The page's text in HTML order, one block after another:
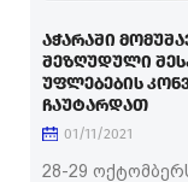
ᲐᲭᲐᲠᲐᲨᲘ
ᲨᲔᲖᲦᲣᲓᲣᲚᲘ
ᲣᲤᲚᲔᲑᲔᲑᲘᲡ
ᲩᲐᲣᲢᲐᲠᲓᲐᲗ
01/11/2021
28-29